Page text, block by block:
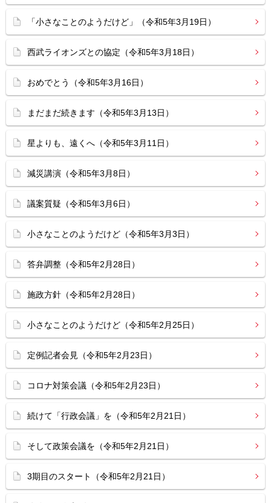
「小さなことのようだけど」（令和5年3月19日）
西武ライオンズとの協定（令和5年3月18日）
おめでとう（令和5年3月16日）
まだまだ続きます（令和5年3月13日）
星よりも、遠くへ（令和5年3月11日）
減災講演（令和5年3月8日）
議案質疑（令和5年3月6日）
小さなことのようだけど（令和5年3月3日）
答弁調整（令和5年2月28日）
施政方針（令和5年2月28日）
小さなことのようだけど（令和5年2月25日）
定例記者会見（令和5年2月23日）
コロナ対策会議（令和5年2月23日）
続けて「行政会議」を（令和5年2月21日）
そして政策会議を（令和5年2月21日）
3期目のスタート（令和5年2月21日）